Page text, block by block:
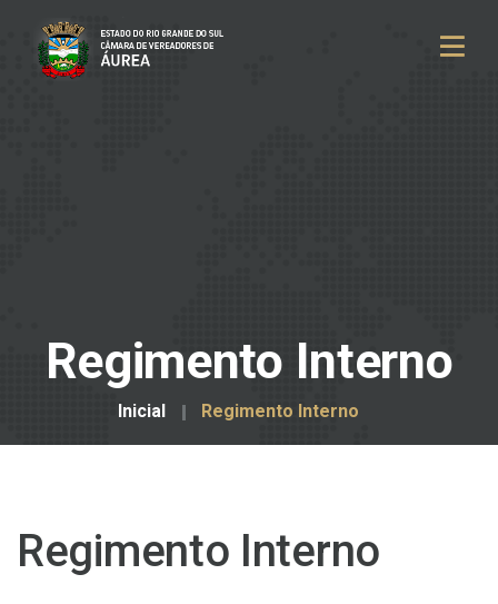
Regimento Interno
Inicial Regimento Interno
Regimento Interno